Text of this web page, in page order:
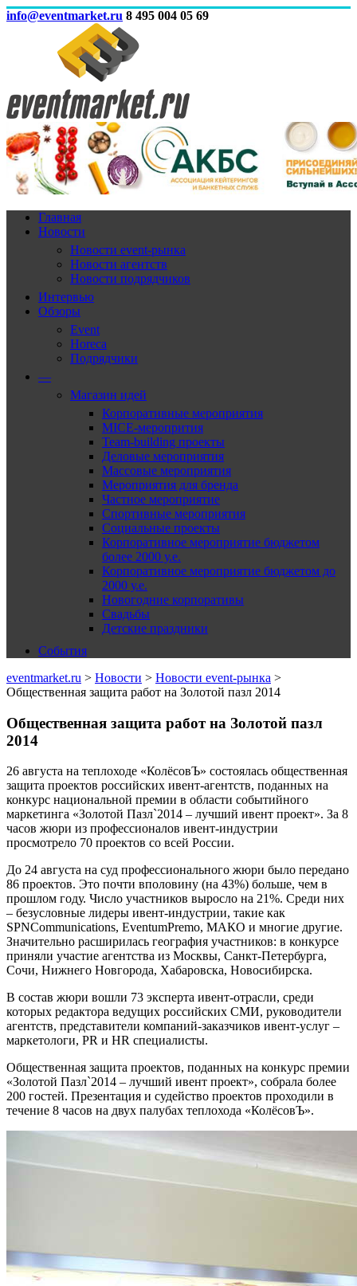
info@eventmarket.ru 8 495 004 05 69
Главная
Новости
Новости event-рынка
Новости агентств
Новости подрядчиков
Интервью
Обзоры
Event
Horeca
Подрядчики
—
Магазин идей
Корпоративные мероприятия
MICE-меропрития
Team-building проекты
Деловые мероприятия
Массовые мероприятия
Мероприятия для бренда
Частное мероприятие
Спортивные мероприятия
Социальные проекты
Корпоративное мероприятие бюджетом
более 2000 у.е.
Корпоративное мероприятие бюджетом до
2000 у.е.
Новогодние корпоративы
Свадьбы
Детские праздники
События
eventmarket.ru > Новости > Новости event-рынка >
Общественная защита работ на Золотой пазл 2014
Общественная защита работ на Золотой пазл
2014
26 августа на теплоходе «КолёсовЪ» состоялась общественная
защита проектов российских ивент-агентств, поданных на
конкурс национальной премии в области событийного
маркетинга «Золотой Пазл`2014 – лучший ивент проект». За 8
часов жюри из профессионалов ивент-индустрии
просмотрело 70 проектов со всей России.
До 24 августа на суд профессионального жюри было передано
86 проектов. Это почти вполовину (на 43%) больше, чем в
прошлом году. Число участников выросло на 21%. Среди них
– безусловные лидеры ивент-индустрии, такие как
SPNCommunications, EventumPremo, МАКО и многие другие.
Значительно расширилась география участников: в конкурсе
приняли участие агентства из Москвы, Санкт-Петербурга,
Сочи, Нижнего Новгорода, Хабаровска, Новосибирска.
В состав жюри вошли 73 эксперта ивент-отрасли, среди
которых редактора ведущих российских СМИ, руководители
агентств, представители компаний-заказчиков ивент-услуг –
маркетологи, PR и HR специалисты.
Общественная защита проектов, поданных на конкурс премии
«Золотой Пазл`2014 – лучший ивент проект», собрала более
200 гостей. Презентация и судейство проектов проходили в
течение 8 часов на двух палубах теплохода «КолёсовЪ».